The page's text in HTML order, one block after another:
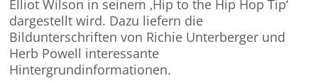
Elliot Wilson in seinem ‚Hip to the Hip Hop Tip‘
dargestellt wird. Dazu liefern die
Bildunterschriften von Richie Unterberger und
Herb Powell interessante
Hintergrundinformationen.